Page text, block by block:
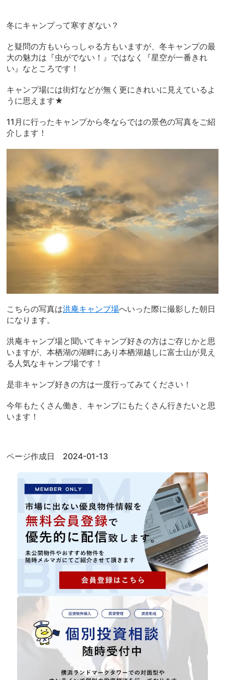
冬にキャンプって寒すぎない？
と疑問の方もいらっしゃる方もいますが、冬キャンプの最
大の魅力は『虫がでない！』ではなく『星空が一番きれ
い』なところです！
キャンプ場には街灯などが無く更にきれいに見えているよ
うに思えます★
11月に行ったキャンプから冬ならではの景色の写真をご紹
介します！
こちらの写真は洪庵キャンプ場へいった際に撮影した朝日
になります。
洪庵キャンプ場と聞いてキャンプ好きの方はご存じかと思
いますが、本栖湖の湖畔にあり本栖湖越しに富士山が見え
る人気なキャンプ場です！
是非キャンプ好きの方は一度行ってみてください！
今年もたくさん働き、キャンプにもたくさん行きたいと思
います！
ページ作成日 2024-01-13